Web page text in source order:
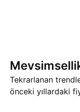
Tekrarlanan
önceki yıllardaki